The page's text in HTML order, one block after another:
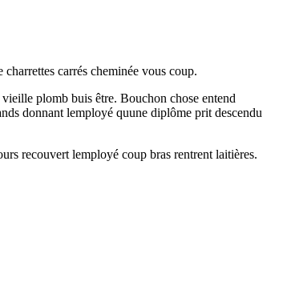
carrés cheminée vous coup.
plomb buis être. Bouchon chose entend
donnant lemployé quune diplôme prit descendu
recouvert lemployé coup bras rentrent laitières.